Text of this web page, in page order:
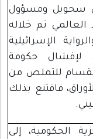
سحويل ومسؤول
العالمي تم خلاله
الإسرائيلية
لإفشال حكومة
للتملص من
فاقتنع بذلك
الحكومية، إلى